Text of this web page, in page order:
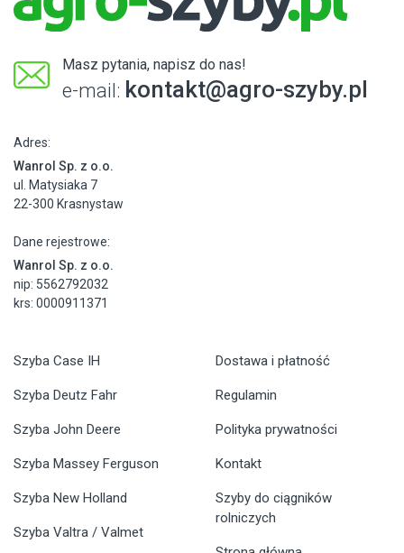
Masz pytania, napisz do nas!
e-mail: kontakt@agro-szyby.pl
Adres:
Wanrol Sp. z o.o.
ul. Matysiaka 7
22-300 Krasnystaw
Dane rejestrowe:
Wanrol Sp. z o.o.
nip: 5562792032
krs: 0000911371
Szyba Case IH
Szyba Deutz Fahr
Szyba John Deere
Szyba Massey Ferguson
Szyba New Holland
Szyba Valtra / Valmet
Dostawa i płatność
Regulamin
Polityka prywatności
Kontakt
Szyby do ciągników
rolniczych